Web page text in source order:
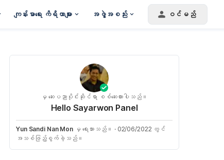
ကျန်းမာရေး ကိရိယာများ အဖွဲ့အစည်း ဝင်မည်
မှ ဆေးပညာပိုင်းဆိုင်ရာ စစ်ဆေးထားပါသည်။
Hello Sayarwon Panel
Yun Sandi Nan Monမှ ရေးသားသည်။ · 02/06/2022 တွင်
အသစ်ဖြည့်စွက်ခဲ့သည်။